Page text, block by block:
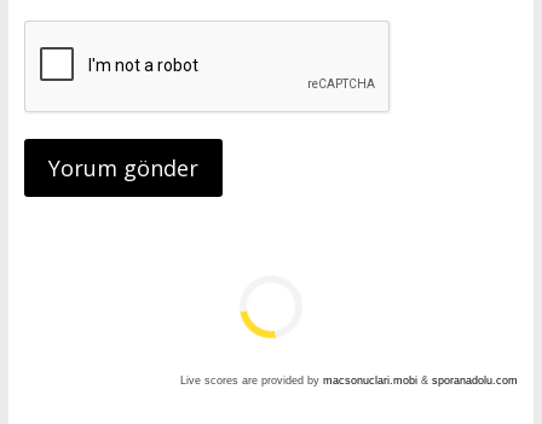
Live scores are provided bymacsonuclari.mobi &sporanadolu.com